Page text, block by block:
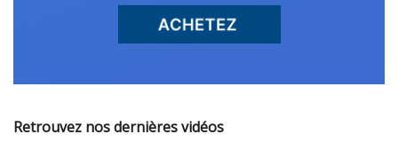
Retrouvez nos dernières vidéos